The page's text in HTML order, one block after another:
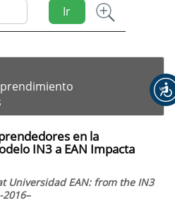
Ir
en la
IN3 a EAN Impacta
Universidad EAN: from the IN3